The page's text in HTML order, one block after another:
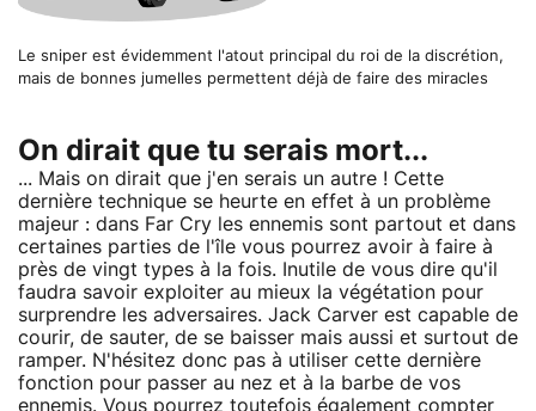
Le sniper est évidemment l'atout principal du roi de la discrétion,
mais de bonnes jumelles permettent déjà de faire des miracles
On dirait que tu serais mort...
... Mais on dirait que j'en serais un autre ! Cette
dernière technique se heurte en effet à un problème
majeur : dans Far Cry les ennemis sont partout et dans
certaines parties de l'île vous pourrez avoir à faire à
près de vingt types à la fois. Inutile de vous dire qu'il
faudra savoir exploiter au mieux la végétation pour
surprendre les adversaires. Jack Carver est capable de
courir, de sauter, de se baisser mais aussi et surtout de
ramper. N'hésitez donc pas à utiliser cette dernière
fonction pour passer au nez et à la barbe de vos
ennemis. Vous pourrez toutefois également compter